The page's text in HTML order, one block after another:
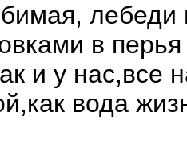
лебеди
в
и у нас,все
вода